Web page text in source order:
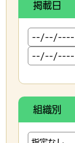
掲載日
組織別